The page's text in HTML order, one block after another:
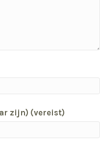
zijn) (vereist)